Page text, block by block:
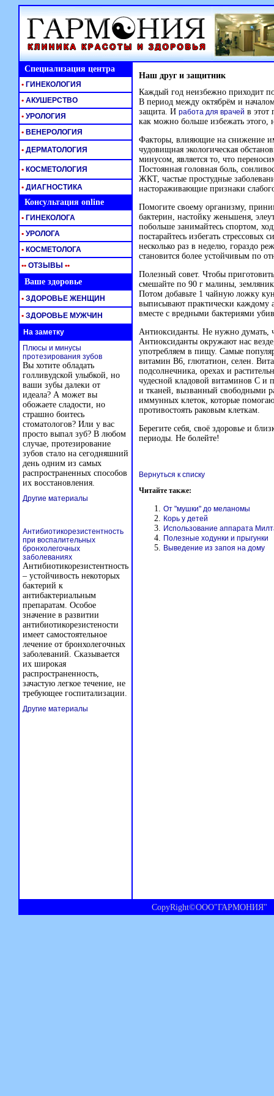
Специализация центра Наш друг и защитник
Каждый год неизбежно приходит
В период между октябрём и
защита. И работа для врачей в этот
как можно больше избежать этого,
Факторы, влияющие на снижение
чудовищная экологическая
минусом, является то, что
Постоянная головная боль,
ЖКТ, частые простудные
настораживающие признаки
Помогите своему организму,
бактерин, настойку женьшеня,
побольше занимайтесь спортом,
постарайтесь избегать
несколько раз в неделю, гораздо
становится более устойчивым по
Полезный совет. Чтобы
смешайте по 90 г малины,
Потом добавьте 1 чайную ложку
выписывают практически каждому
вместе с вредными бактериями
Антиоксиданты. Не нужно думать,
Антиоксиданты окружают нас
употребляем в пищу. Самые
витамин В6, глютатион, селен.
подсолнечника, орехах и
чудесной кладовой витаминов С и
и тканей, вызванный свободными
иммунных клеток, которые
противостоять раковым клеткам.
Берегите себя, своё здоровье и
периоды. Не болейте!
Вернуться к списку
Читайте также:
От "мушки" до меланомы
Корь у детей
Использование аппарата
Полезные ходунки и прыгунки
Выведение из запоя на дому
• ГИНЕКОЛОГИЯ
• АКУШЕРСТВО
• УРОЛОГИЯ
• ВЕНЕРОЛОГИЯ
• ДЕРМАТОЛОГИЯ
• КОСМЕТОЛОГИЯ
• ДИАГНОСТИКА
Консультация online
• ГИНЕКОЛОГА
• УРОЛОГА
• КОСМЕТОЛОГА
•• ОТЗЫВЫ ••
Ваше здоровье
• ЗДОРОВЬЕ ЖЕНЩИН
• ЗДОРОВЬЕ МУЖЧИН
На заметку
Плюсы и минусы
протезирования зубов
Вы хотите обладать
голливудской улыбкой, но
ваши зубы далеки от
идеала? А может вы
обожаете сладости, но
страшно боитесь
стоматологов? Или у вас
просто выпал зуб? В любом
случае, протезирование
зубов стало на сегодняшний
день одним из самых
распространенных способов
их восстановления.
Другие материалы
Антибиотикорезистентность
при воспалительных
бронхолегочных
заболеваниях
Антибиотикорезистентность
– устойчивость некоторых
бактерий к
антибактериальным
препаратам. Особое
значение в развитии
антибиотикорезистености
имеет самостоятельное
лечение от бронхолегочных
заболеваний. Сказывается
их широкая
распространенность,
зачастую легкое течение, не
требующее госпитализации.
Другие материалы